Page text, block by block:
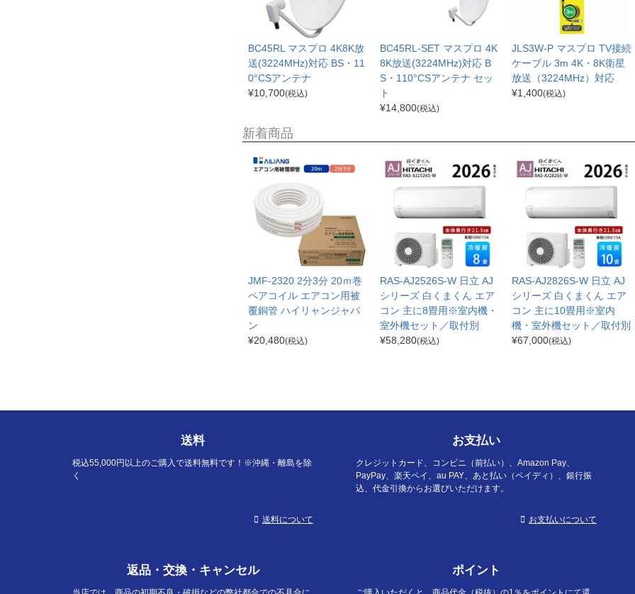
BC45RL マスプロ 4K8K放
送(3224MHz)対応 BS・11
0°CSアンテナ
¥10,700(税込)
BC45RL-SET マスプロ 4K
8K放送(3224MHz)対応 B
S・110°CSアンテナ セッ
ト
¥14,800(税込)
JLS3W-P マスプロ TV接続
ケーブル 3m 4K・8K衛星
放送（3224MHz）対応
¥1,400(税込)
新着商品
JMF-2320 2分3分 20ｍ巻
ペアコイル エアコン用被
覆銅管 ハイリャンジャパ
ン
¥20,480(税込)
RAS-AJ2526S-W 日立 AJ
シリーズ 白くまくん エア
コン 主に8畳用※室内機・
室外機セット／取付別
¥58,280(税込)
RAS-AJ2826S-W 日立 AJ
シリーズ 白くまくん エア
コン 主に10畳用※室内
機・室外機セット／取付別
¥67,000(税込)
送料
税込55,000円以上のご購入で送料無料です！※沖縄・離島を除
く
送料について
お支払い
クレジットカード、コンビニ（前払い）、Amazon Pay、
PayPay、楽天ペイ、au PAY、あと払い（ペイディ）、銀行振
込、代金引換からお選びいただけます。
お支払いについて
返品・交換・キャンセル ポイント